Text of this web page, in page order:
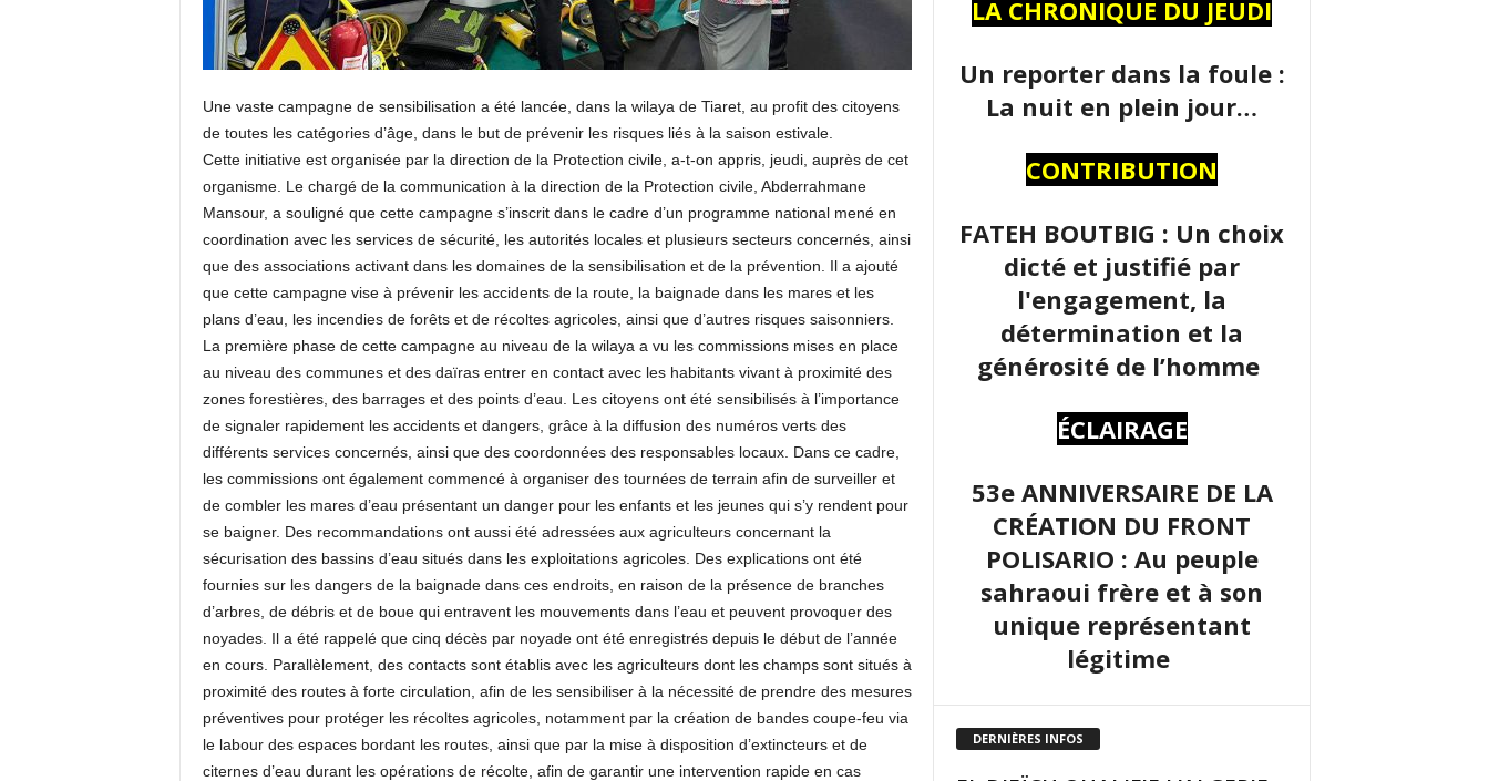
Une vaste campagne de sensibilisation a été lancée, dans la wilaya de Tiaret, au profit des citoyens
de toutes les catégories d’âge, dans le but de prévenir les risques liés à la saison estivale.
Cette initiative est organisée par la direction de la Protection civile, a-t-on appris, jeudi, auprès de cet
organisme. Le chargé de la communication à la direction de la Protection civile, Abderrahmane
Mansour, a souligné que cette campagne s’inscrit dans le cadre d’un programme national mené en
coordination avec les services de sécurité, les autorités locales et plusieurs secteurs concernés, ainsi
que des associations activant dans les domaines de la sensibilisation et de la prévention. Il a ajouté
que cette campagne vise à prévenir les accidents de la route, la baignade dans les mares et les
plans d’eau, les incendies de forêts et de récoltes agricoles, ainsi que d’autres risques saisonniers.
La première phase de cette campagne au niveau de la wilaya a vu les commissions mises en place
au niveau des communes et des daïras entrer en contact avec les habitants vivant à proximité des
zones forestières, des barrages et des points d’eau. Les citoyens ont été sensibilisés à l’importance
de signaler rapidement les accidents et dangers, grâce à la diffusion des numéros verts des
différents services concernés, ainsi que des coordonnées des responsables locaux. Dans ce cadre,
les commissions ont également commencé à organiser des tournées de terrain afin de surveiller et
de combler les mares d’eau présentant un danger pour les enfants et les jeunes qui s’y rendent pour
se baigner. Des recommandations ont aussi été adressées aux agriculteurs concernant la
sécurisation des bassins d’eau situés dans les exploitations agricoles. Des explications ont été
fournies sur les dangers de la baignade dans ces endroits, en raison de la présence de branches
d’arbres, de débris et de boue qui entravent les mouvements dans l’eau et peuvent provoquer des
noyades. Il a été rappelé que cinq décès par noyade ont été enregistrés depuis le début de l’année
en cours. Parallèlement, des contacts sont établis avec les agriculteurs dont les champs sont situés à
proximité des routes à forte circulation, afin de les sensibiliser à la nécessité de prendre des mesures
préventives pour protéger les récoltes agricoles, notamment par la création de bandes coupe-feu via
le labour des espaces bordant les routes, ainsi que par la mise à disposition d’extincteurs et de
citernes d’eau durant les opérations de récolte, afin de garantir une intervention rapide en cas
LA CHRONIQUE DU JEUDI
Un reporter dans la foule :
La nuit en plein jour…
CONTRIBUTION
FATEH BOUTBIG : Un choix
dicté et justifié par
l'engagement, la
détermination et la
générosité de l’homme
ÉCLAIRAGE
53e ANNIVERSAIRE DE LA
CRÉATION DU FRONT
POLISARIO : Au peuple
sahraoui frère et à son
unique représentant
légitime
DERNIÈRES INFOS